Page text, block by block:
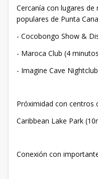
Cercanía con lugares
populares de Punta
- Cocobongo Show &
- Maroca Club (4
- Imagine Cave
Próximidad con centros
Caribbean Lake Park
Conexión con